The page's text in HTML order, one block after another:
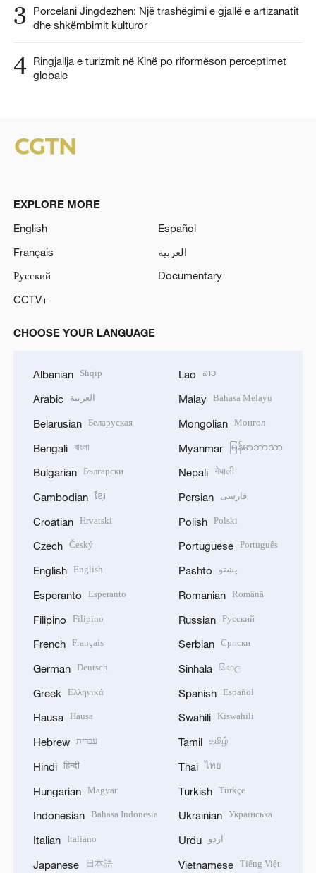
3
Porcelani Jingdezhen: Një trashëgimi e gjallë e artizanatit
dhe shkëmbimit kulturor
4 Ringjallja e turizmit në Kinë po riformëson perceptimet
globale
EXPLORE MORE
English
Español
Français
العربية
Русский
Documentary
CCTV+
CHOOSE YOUR LANGUAGE
Albanian Shqip
Arabic العربية
Belarusian Беларуская
Bengali বাংলা
Bulgarian Български
Cambodian ខ្មែរ
Croatian Hrvatski
Czech Český
English English
Esperanto Esperanto
Filipino Filipino
French Français
German Deutsch
Greek Ελληνικά
Hausa Hausa
Hebrew עברית
Hindi हिन्दी
Hungarian Magyar
Indonesian Bahasa Indonesia
Italian Italiano
Japanese 日本語
Lao ລາວ
Malay Bahasa Melayu
Mongolian Монгол
Myanmar မြန်မာဘာသာ
Nepali नेपाली
Persian فارسی
Polish Polski
Portuguese Português
Pashto پښتو
Romanian Română
Russian Русский
Serbian Српски
Sinhala සිංහල
Spanish Español
Swahili Kiswahili
Tamil தமிழ்
Thai ไทย
Turkish Türkçe
Ukrainian Українська
Urdu اردو
Vietnamese Tiếng Việt